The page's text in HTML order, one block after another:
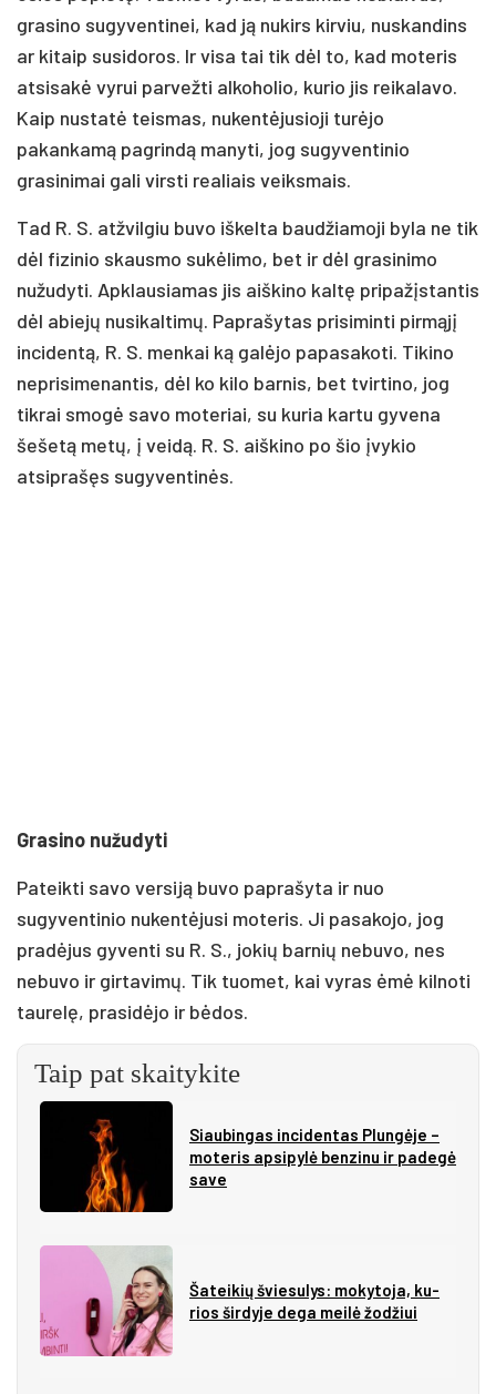
grasino sugyventinei, kad ją nukirs kirviu, nuskandins
ar kitaip susidoros. Ir visa tai tik dėl to, kad moteris
atsisakė vyrui parvežti alkoholio, kurio jis reikalavo.
Kaip nustatė teismas, nukentėjusioji turėjo
pakankamą pagrindą manyti, jog sugyventinio
grasinimai gali virsti realiais veiksmais.
Tad R. S. atžvilgiu buvo iškelta baudžiamoji byla ne tik
dėl fizinio skausmo sukėlimo, bet ir dėl grasinimo
nužudyti. Apklausiamas jis aiškino kaltę pripažįstantis
dėl abiejų nusikaltimų. Paprašytas prisiminti pirmąjį
incidentą, R. S. menkai ką galėjo papasakoti. Tikino
neprisimenantis, dėl ko kilo barnis, bet tvirtino, jog
tikrai smogė savo moteriai, su kuria kartu gyvena
šešetą metų, į veidą. R. S. aiškino po šio įvykio
atsiprašęs sugyventinės.
Grasino nužudyti
Pateikti savo versiją buvo paprašyta ir nuo
sugyventinio nukentėjusi moteris. Ji pasakojo, jog
pradėjus gyventi su R. S., jokių barnių nebuvo, nes
nebuvo ir girtavimų. Tik tuomet, kai vyras ėmė kilnoti
taurelę, prasidėjo ir bėdos.
Taip pat skaitykite
Siau­bin­gas in­ci­den­tas Plun­gė­je –
mo­te­ris ap­si­py­lė ben­zi­nu ir pa­de­gė
sa­ve
Ša­tei­kių švie­su­lys: mo­ky­to­ja, ku­
rios šir­dy­je de­ga mei­lė žo­džiui